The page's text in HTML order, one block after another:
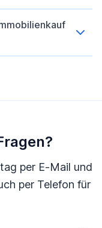
per E-Mail und
per Telefon für